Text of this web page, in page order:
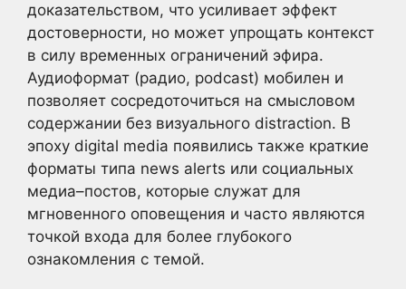
доказательством, что усиливает эффект
достоверности, но может упрощать контекст
в силу временных ограничений эфира.
Аудиоформат (радио, podcast) мобилен и
позволяет сосредоточиться на смысловом
содержании без визуального distraction. В
эпоху digital media появились также краткие
форматы типа news alerts или социальных
медиа–постов, которые служат для
мгновенного оповещения и часто являются
точкой входа для более глубокого
ознакомления с темой.